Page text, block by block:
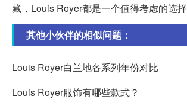
藏，Louis Royer都是一个值得考虑的选择
其他小伙伴的相似问题：
Louis Royer白兰地各系列年份对比
Louis Royer服饰有哪些款式？